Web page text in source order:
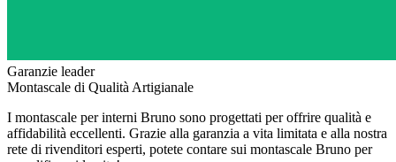
Garanzie leader
Montascale di Qualità Artigianale
I montascale per interni Bruno sono progettati per offrire qualità e
affidabilità eccellenti. Grazie alla garanzia a vita limitata e alla nostra
rete di rivenditori esperti, potete contare sui montascale Bruno per